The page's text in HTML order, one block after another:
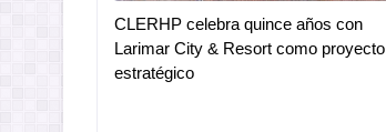
CLERHP celebra quince años con
Larimar City & Resort como proyecto
estratégico